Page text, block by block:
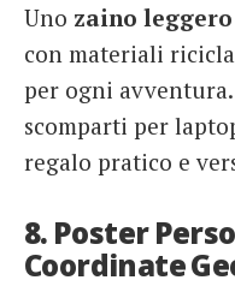
Uno zaino
con materiali
per ogni
scomparti per
regalo pratico e
8. Poster
Coordinate